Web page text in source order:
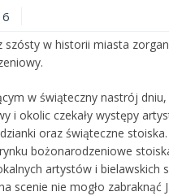
szósty w historii miasta
w świąteczny nastrój dniu,
i okolic czekały występy
oraz świąteczne stoiska.
bożonarodzeniowe
artystów i bielawskich
scenie nie mogło zabraknąć